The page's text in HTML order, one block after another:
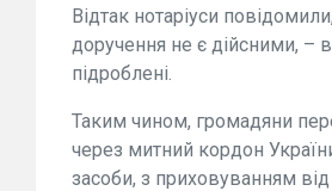
Відтак нотаріуси
доручення не є дійсними, –
підроблені.
Таким чином, громадяни
через митний кордон
засоби, з приховуванням